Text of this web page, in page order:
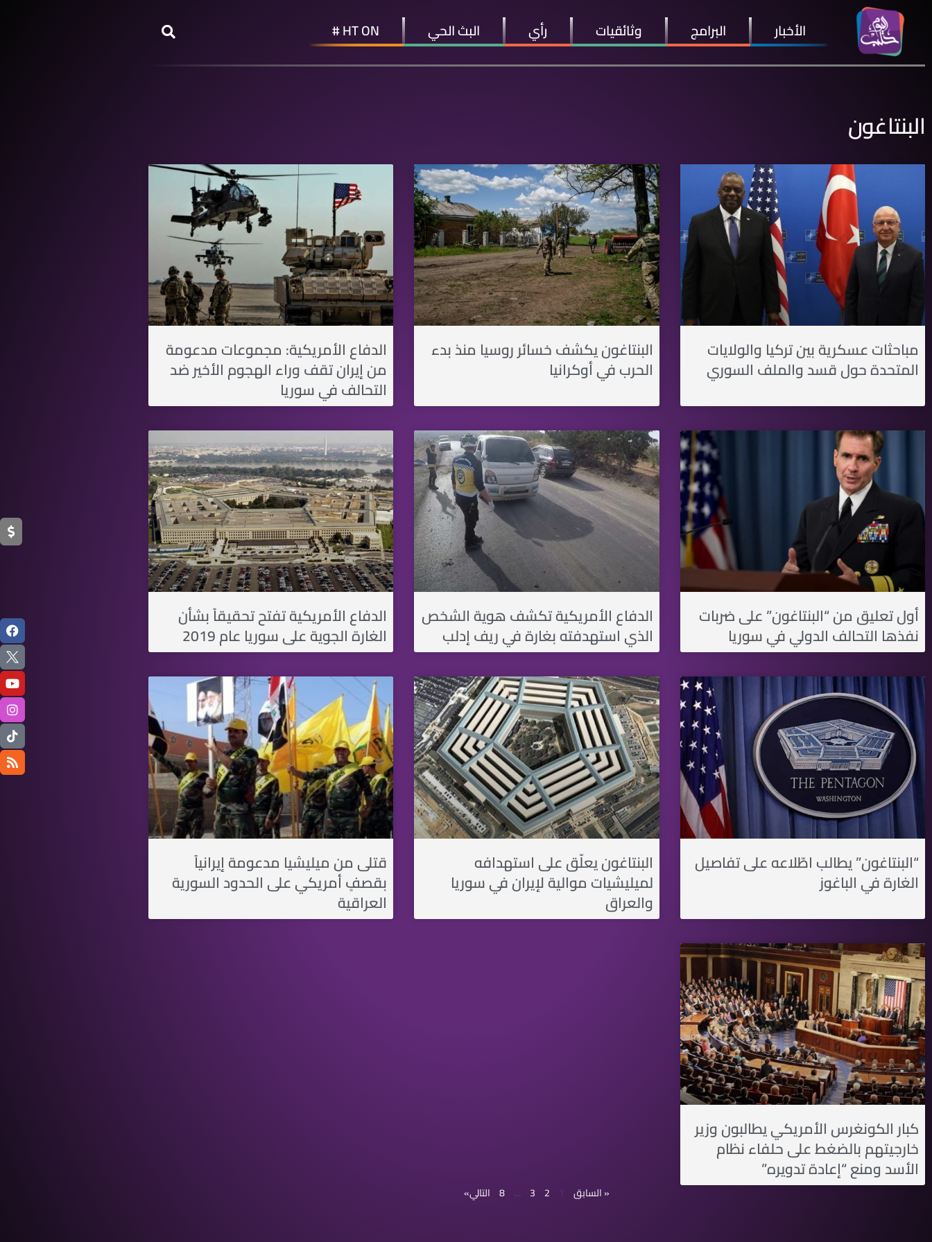
الأخبار البرامج وثائقيات رأي البث الحي HT ON #
البنتاغون
مباحثات عسكرية بين تركيا والولايات
المتحدة حول قسد والملف السوري
البنتاغون يكشف خسائر روسيا منذ بدء
الحرب في أوكرانيا
الدفاع الأمريكية: مجموعات مدعومة
من إيران تقف وراء الهجوم الأخير ضد
التحالف في سوريا
أول تعليق من “البنتاغون” على ضربات
نفذها التحالف الدولي في سوريا
الدفاع الأمريكية تكشف هوية الشخص
الذي استهدفته بغارة في ريف إدلب
الدفاع الأمريكية تفتح تحقيقاً بشأن
الغارة الجوية على سوريا عام 2019
“البنتاغون” يطالب اطّلاعه على تفاصيل
الغارة في الباغوز
البنتاغون يعلّق على استهدافه
لميليشيات موالية لإيران في سوريا
والعراق
قتلى من ميليشيا مدعومة إيرانياً
بقصفٍ أمريكي على الحدود السورية
العراقية
كبار الكونغرس الأمريكي يطالبون وزير
خارجيتهم بالضغط على حلفاء نظام
الأسد ومنع “إعادة تدويره”
« السابق 1
2
3
…
8 التالي»